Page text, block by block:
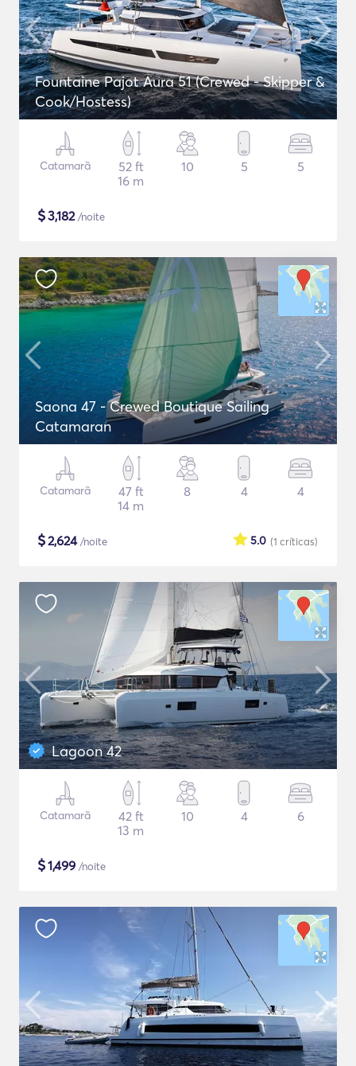
Fountaine Pajot Aura 51 (Crewed - Skipper &
Cook/Hostess)
Catamarã
52 ft
16 m
10 5 5
$3,182/noite
Saona 47 - Crewed Boutique Sailing
Catamaran
Catamarã
47 ft
14 m
8 4 4
$2,624/noite (1 críticas)
5.0
Lagoon 42
Catamarã
42 ft
13 m
10 4 6
$1,499 /noite